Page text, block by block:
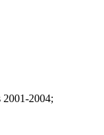
2004;